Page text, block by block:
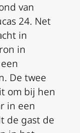
van
24. Net
in
in
De twee
om bij hen
in een
de gast de